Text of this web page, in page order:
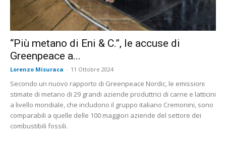
“Più metano di Eni & C.”, le accuse di
Greenpeace a...
Lorenzo Misuraca - 11 Ottobre 2024
Secondo un nuovo rapporto di Greenpeace Nordic, le emissioni
stimate di metano di 29 grandi aziende produttrici di carne e latticini
a livello mondiale, che includono il gruppo italiano Cremonini, sono
comparabili a quelle delle 100 maggiori aziende del settore dei
combustibili fossili.